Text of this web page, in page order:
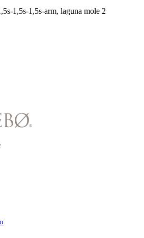
1,5s-1,5s-arm, laguna mole 2